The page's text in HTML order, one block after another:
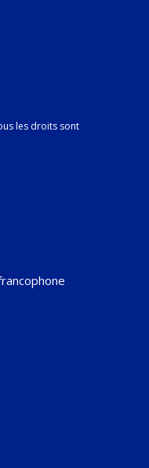
les droits sont